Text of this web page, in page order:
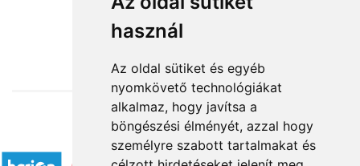
használ
Az oldal sütiket és egyéb
nyomkövető technológiákat
alkalmaz, hogy javítsa a
böngészési élményét, azzal hogy
személyre szabott tartalmakat és
from HUF15,760
Accepted payment methods